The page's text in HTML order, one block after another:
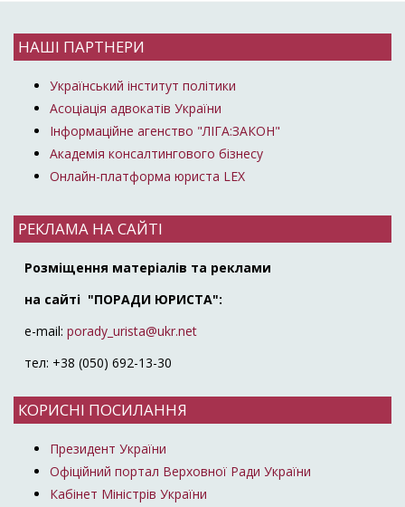
НАШІ ПАРТНЕРИ
Український інститут політики
Асоціація адвокатів України
Інформаційне агенство "ЛІГА:ЗАКОН"
Академія консалтингового бізнесу
Онлайн-платформа юриста LEX
РЕКЛАМА НА САЙТІ
Розміщення матеріалів та реклами
на сайті "ПОРАДИ ЮРИСТА":
e-mail: porady_urista@ukr.net
тел: +38 (050) 692-13-30
КОРИСНІ ПОСИЛАННЯ
Президент України
Офіційний портал Верховної Ради України
Кабінет Міністрів України